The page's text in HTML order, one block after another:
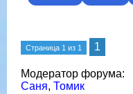
Страница 1 из 1 1
Модератор форума:
Саня, Томик